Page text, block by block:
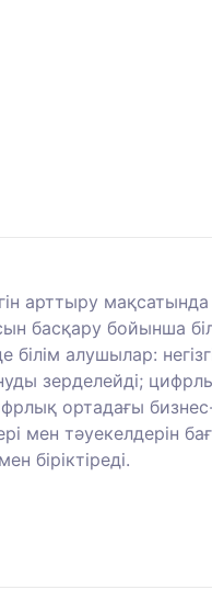
арттыру
басқару бойынша
білім алушылар:
зерделейді;
ортадағы
мен тәуекелдерін
біріктіреді.